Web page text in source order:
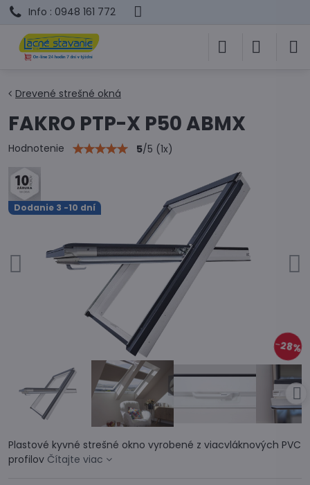
Info : 0948 161 772
Dodanie 3 -10 dní
28%
Drevené strešné okná
FAKRO PTP-X P50 ABMX
Hodnotenie 5/5 (1x)
Plastové kyvné strešné okno vyrobené z viacvláknových PVC
profilov Čítajte viac